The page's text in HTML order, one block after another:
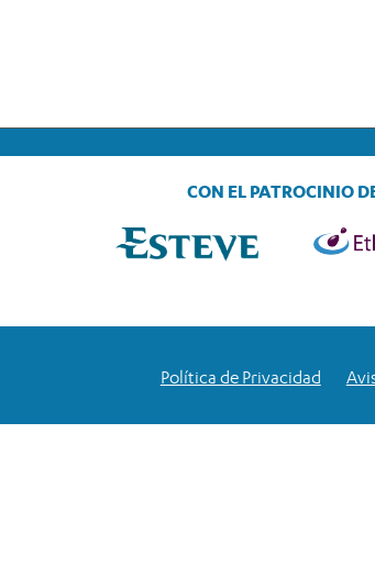
CON EL PATROCINIO
Política de Privacidad